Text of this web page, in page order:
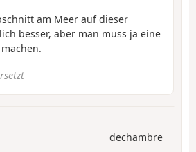
am Meer auf dieser
besser, aber man muss ja eine
dechambre